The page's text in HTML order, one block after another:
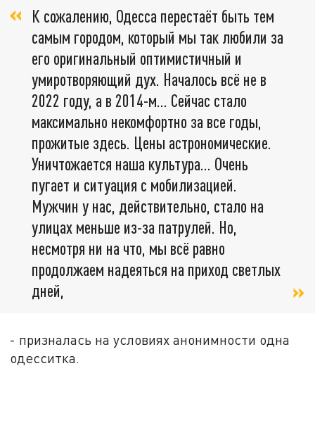
К сожалению, Одесса перестаёт быть тем
самым городом, который мы так любили за
его оригинальный оптимистичный и
умиротворяющий дух. Началось всё не в
2022 году, а в 2014-м... Сейчас стало
максимально некомфортно за все годы,
прожитые здесь. Цены астрономические.
Уничтожается наша культура... Очень
пугает и ситуация с мобилизацией.
Мужчин у нас, действительно, стало на
улицах меньше из-за патрулей. Но,
несмотря ни на что, мы всё равно
продолжаем надеяться на приход светлых
дней,
- призналась на условиях анонимности одна
одесситка.